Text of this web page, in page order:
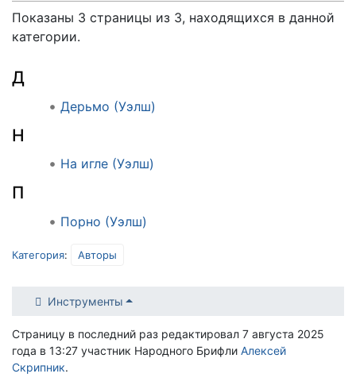
Показаны 3 страницы из 3, находящихся в данной
категории.
Д
Дерьмо (Уэлш)
Н
На игле (Уэлш)
П
Порно (Уэлш)
Категория: Авторы
Инструменты
Страницу в последний раз редактировал 7 августа 2025
года в 13:27 участник Народного Брифли Алексей
Скрипник.